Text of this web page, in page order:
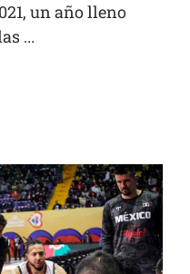
un año lleno
...